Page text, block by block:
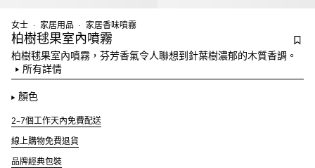
女士 家居用品 家居香味噴霧
柏樹毬果室內噴霧
柏樹毬果室內噴霧，芬芳香氣令人聯想到針葉樹濃郁的木質香調。
所有詳情
顏色
2–7個工作天內免費配送
線上購物免費退貨
品牌經典包裝